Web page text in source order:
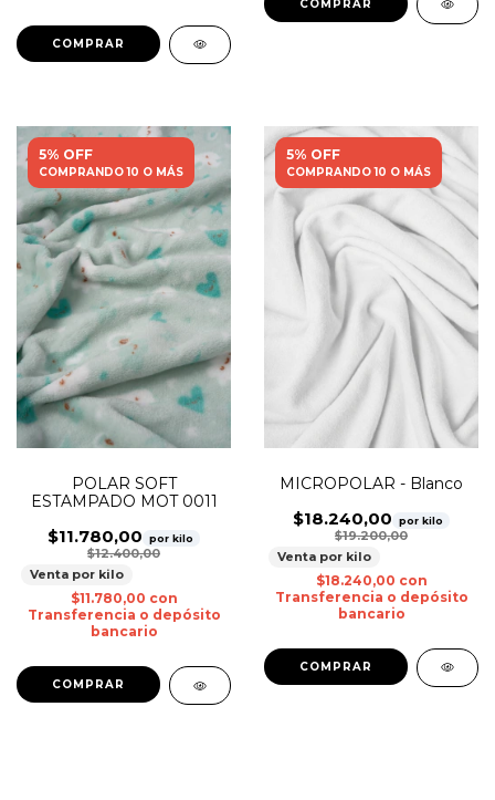
5% OFF
COMPRANDO 10 O MÁS
POLAR SOFT
ESTAMPADO MOT 0011
$11.780,00 por kilo
$12.400,00
Venta por kilo
$11.780,00 con
Transferencia o depósito
bancario
5% OFF
COMPRANDO 10 O MÁS
MICROPOLAR - Blanco
$18.240,00 por kilo
$19.200,00
Venta por kilo
$18.240,00 con
Transferencia o depósito
bancario